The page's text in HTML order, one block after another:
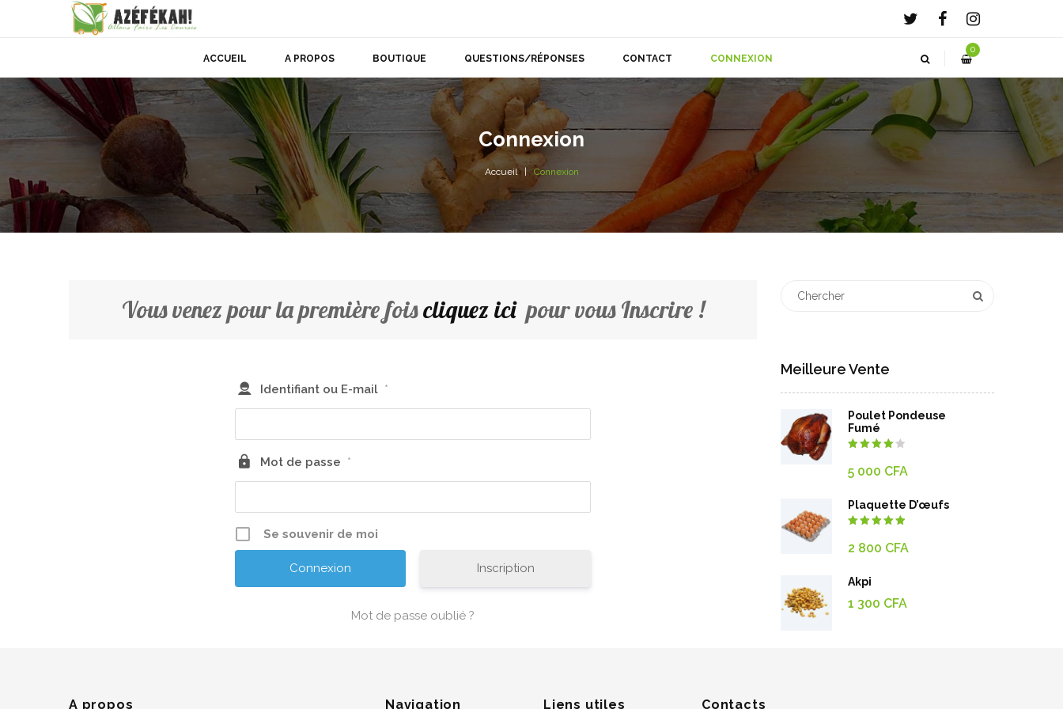
ACCUEIL A PROPOS BOUTIQUE QUESTIONS/RÉPONSES CONTACT CONNEXION
0
Connexion
Accueil Connexion
Vous venez pour la première foiscliquez ici pour vous Inscrire !
Identifiant ou E-mail *
Mot de passe *
Se souvenir de moi
Inscription
Mot de passe oublié ?
Meilleure Vente
Poulet Pondeuse
Fumé
4.00
sur 5
5 000 CFA
Plaquette D’œufs
sur 5
2 800 CFA
Akpi
1 300 CFA
A propos Navigation Liens utiles Contacts